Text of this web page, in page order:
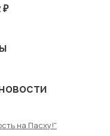
₽
на Пасху!"